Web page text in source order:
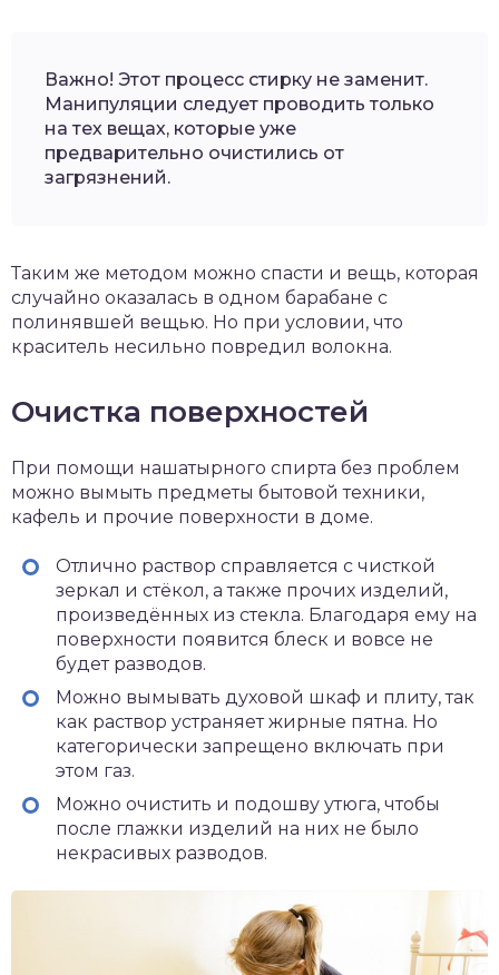
Важно! Этот процесс стирку не заменит.
Манипуляции следует проводить только
на тех вещах, которые уже
предварительно очистились от
загрязнений.
Таким же методом можно спасти и вещь, которая
случайно оказалась в одном барабане с
полинявшей вещью. Но при условии, что
краситель несильно повредил волокна.
Очистка поверхностей
При помощи нашатырного спирта без проблем
можно вымыть предметы бытовой техники,
кафель и прочие поверхности в доме.
Отлично раствор справляется с чисткой
зеркал и стёкол, а также прочих изделий,
произведённых из стекла. Благодаря ему на
поверхности появится блеск и вовсе не
будет разводов.
Можно вымывать духовой шкаф и плиту, так
как раствор устраняет жирные пятна. Но
категорически запрещено включать при
этом газ.
Можно очистить и подошву утюга, чтобы
после глажки изделий на них не было
некрасивых разводов.